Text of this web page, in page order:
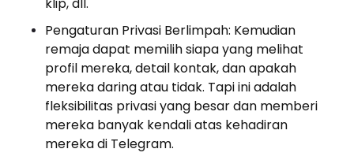
Pengaturan Privasi Berlimpah: Kemudian
remaja dapat memilih siapa yang melihat
profil mereka, detail kontak, dan apakah
mereka daring atau tidak. Tapi ini adalah
fleksibilitas privasi yang besar dan memberi
mereka banyak kendali atas kehadiran
mereka di Telegram.